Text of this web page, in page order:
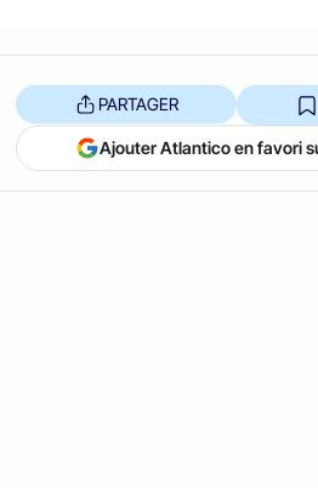
PARTAGER
Ajouter Atlantico en favori